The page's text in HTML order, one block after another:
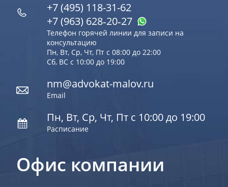
Офис компании
+7 (495) 118-31-62
+7 (963) 628‑20‑27
Телефон горячей линии для записи на
консультацию
Пн, Вт, Ср, Чт, Пт с 08:00 до 22:00
Сб, ВС с 10:00 до 19:00
nm@advokat-malov.ru
Email
Пн, Вт, Ср, Чт, Пт с 10:00 до 19:00
Расписание